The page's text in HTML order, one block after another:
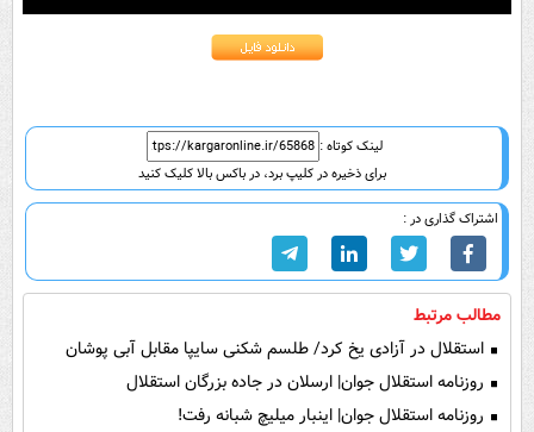
0
seconds
لینک کوتاه :
برای ذخیره در کلیپ برد، در باکس بالا کلیک کنید
اشتراک گذاری در :
مطالب مرتبط
استقلال در آزادی یخ کرد/ طلسم شکنی سایپا مقابل آبی پوشان
روزنامه استقلال جوان| ارسلان در جاده بزرگان استقلال
روزنامه استقلال جوان| اینبار میلیچ شبانه رفت!